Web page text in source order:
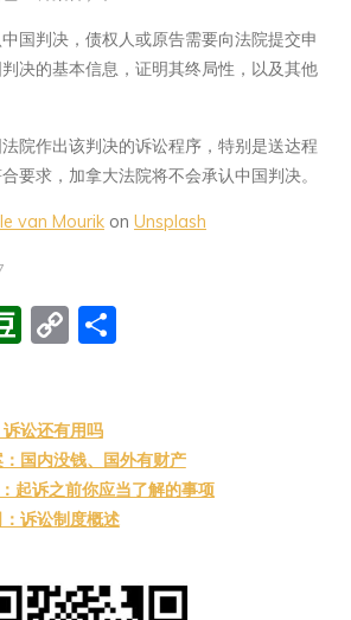
国判决，债权人或原告需要向法院提交申
决的基本信息，证明其终局性，以及其他
院作出该判决的诉讼程序，特别是送达程
要求，加拿大法院将不会承认中国判决。
van Mourik onUnsplash
D
b
a
n
C
y
Li
n
讼还有用吗
国内没钱、国外有财产
起诉之前你应当了解的事项
诉讼制度概述